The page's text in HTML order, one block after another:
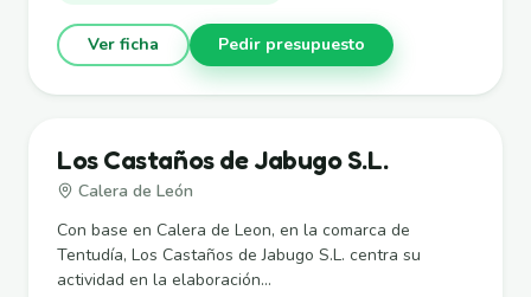
Ver ficha Pedir presupuesto
Los Castaños de Jabugo S.L.
Calera de León
Con base en Calera de Leon, en la comarca de
Tentudía, Los Castaños de Jabugo S.L. centra su
actividad en la elaboración...